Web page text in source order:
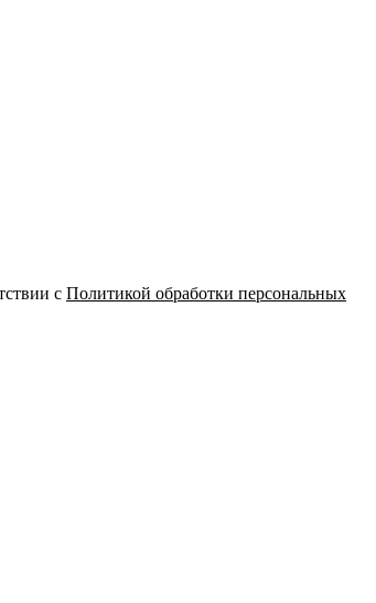
с Политикой обработки персональных